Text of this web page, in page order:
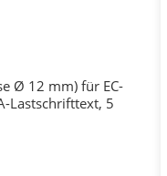
Ø 12 mm) für EC-
Lastschrifttext, 5